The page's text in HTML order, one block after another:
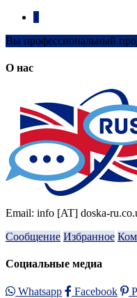
Вы профессиональный
О нас
Email: info [AT] doska-
Сообщение Избранное
Социальные медиа
Whatsapp Facebook